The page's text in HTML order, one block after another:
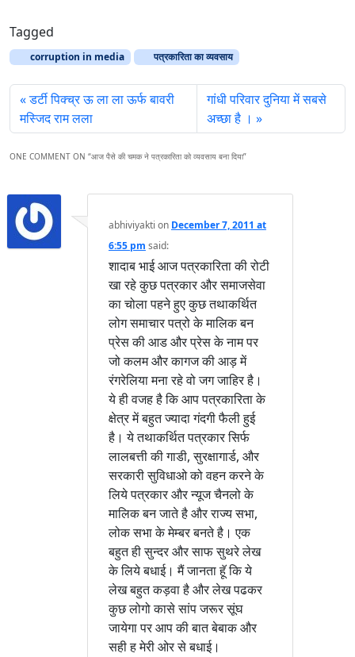
Tagged
corruption in media पत्रकारिता का व्यवसाय
डर्टी पिक्च्र ऊ ला ला ऊर्फ बावरी
मस्जिद राम लला
गांधी परिवार दुनिया में सबसे
अच्छा है ।
ONE COMMENT ON “आज पैसे की चमक ने पत्रकारिता को व्यवसाय बना दिया”
abhiviyakti on December 7, 2011 at
6:55 pm said:
शादाब भाई आज पत्रकारिता की रोटी
खा रहे कुछ पत्रकार और समाजसेवा
का चोला पहने हुए कुछ तथाकर्थित
लोग समाचार पत्रो के मालिक बन
प्रेस की आड और प्रेस के नाम पर
जो कलम और कागज की आड़ में
रंगरेलिया मना रहे वो जग जाहिर है।
ये ही वजह है कि आप पत्रकारिता के
क्षेत्र में बहुत ज्यादा गंदगी फैली हुई
है। ये तथाकर्थित पत्रकार सिर्फ
लालबत्ती की गाडी, सुरक्षागार्ड, और
सरकारी सुविधाओ को वहन करने के
लिये पत्रकार और न्यूज चैनलो के
मालिक बन जाते है और राज्य सभा,
लोक सभा के मेम्बर बनते है। एक
बहुत ही सुन्दर और साफ सुथरे लेख
के लिये बधाई। मैं जानता हॅू कि ये
लेख बहुत कड़वा है और लेख पढकर
कुछ लोगो कासे सांप जरूर सूंघ
जायेगा पर आप की बात बेबाक और
सही ह मेरी ओर से बधाई।